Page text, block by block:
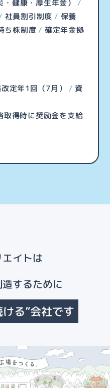
健康・厚生年金）
社員割引制度 保養
ち株制度 確定年金拠
定年1回（7月） 資
得時に奨励金を支給
イトは
するために
る”会社です